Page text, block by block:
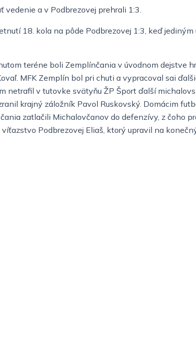
a v Podbrezovej prehrali 1:3.
18. kola na pôde Podbrezovej 1:3, keď
teréne boli Zemplínčania v úvodnom dejstve
MFK Zemplín bol pri chuti a vypracoval sai
netrafil v tutovke svätyňu ŽP Šport ďalší
krajný záložník Pavol Ruskovský. Domácim
zatlačili Michalovčanov do defenzívy, z čoho
Podbrezovej Eliaš, ktorý upravil na